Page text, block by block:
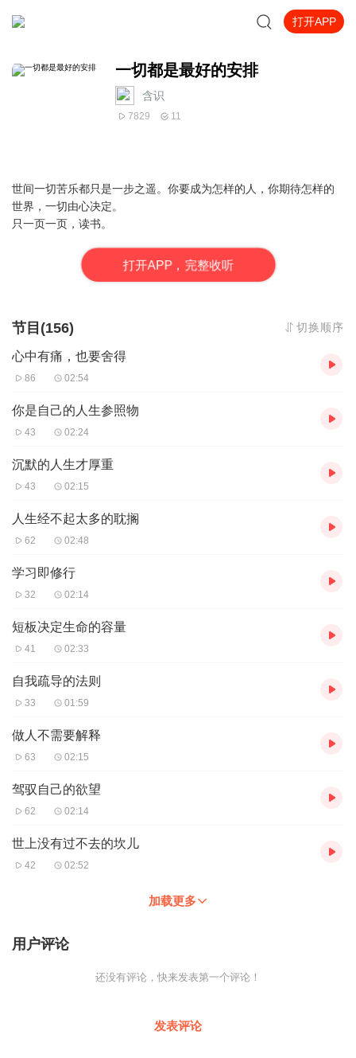
打开APP
一切都是最好的安排
含识
7829 11
世间一切苦乐都只是一步之遥。你要成为怎样的人，你期待怎样的
世界，一切由心决定。
只一页一页，读书。
打开APP，完整收听
节目(156) 切换顺序
心中有痛，也要舍得
86 02:54
你是自己的人生参照物
43 02:24
沉默的人生才厚重
43 02:15
人生经不起太多的耽搁
62 02:48
学习即修行
32 02:14
短板决定生命的容量
41 02:33
自我疏导的法则
33 01:59
做人不需要解释
63 02:15
驾驭自己的欲望
62 02:14
世上没有过不去的坎儿
42 02:52
加载更多
用户评论
还没有评论，快来发表第一个评论！
发表评论